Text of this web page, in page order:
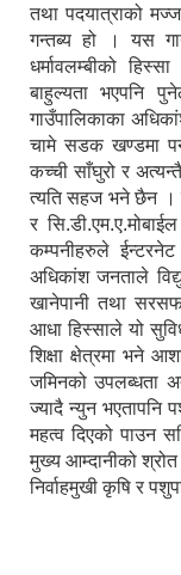
तथा पदयात्राको
गन्तब्य हो । यस
धर्मावलम्बीको
बाहुल्यता भएपनि
गाउँपालिकाका
चामे सडक खण्डमा
कच्ची साँघुरो र
त्यति सहज भने छैन ।
र
कम्पनीहरुले
अधिकांश जनताले
खानेपानी तथा
आधा हिस्साले यो
शिक्षा क्षेत्रमा भने
जमिनको उपलब्धता
ज्यादै न्युन
महत्व दिएको पाउन
मुख्य आम्दानीको श्रोत
निर्वाहमुखी कृषि र